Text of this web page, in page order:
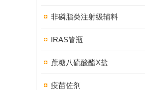
非磷脂类注射级辅料
IRAS管瓶
蔗糖八硫酸酯X盐
疫苗佐剂